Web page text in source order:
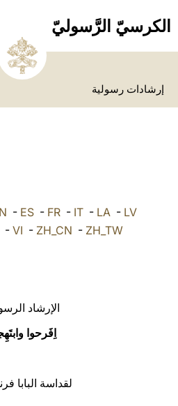
الكرسيّ الرَّسوليّ
إرشادات رسولية
- ES- FR- IT- LA- LV
VI - ZH_CN - ZH_TW
الإرشاد
اِفَرحوا
لقداسة البابا